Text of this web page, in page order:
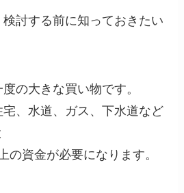
討する前に知っておきたい
の大きな買い物です。
、水道、ガス、下水道など
の資金が必要になります。